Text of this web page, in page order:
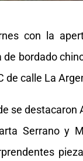
con la
bordado
de calle La
se destacaron
Serrano y